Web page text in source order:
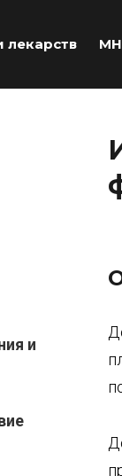
лекарств
и